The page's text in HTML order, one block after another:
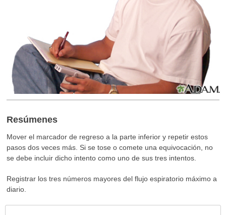
Resúmenes
Mover el marcador de regreso a la parte inferior y repetir estos
pasos dos veces más. Si se tose o comete una equivocación, no
se debe incluir dicho intento como uno de sus tres intentos.
Registrar los tres números mayores del flujo espiratorio máximo a
diario.